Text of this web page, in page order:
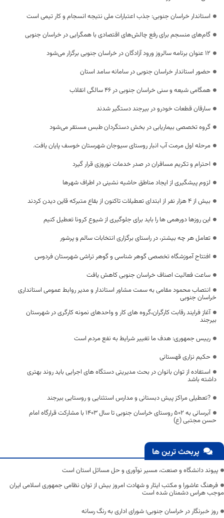
استاندار خراسان جنوبی: جذب اعتبارات ملی نتیجه انسجام و کار تیمی است
گام‌های منسجم برای رفع چالش‌های اقتصادی با همگرایی در خراسان جنوبی
۱۲ عنوان برنامه سالروز ورود آزادگان در خراسان جنوبی برگزار می‌شود
حضور استاندار خراسان جنوبی در سامانه سامد استان
همگامی شیعه و سنی خراسان جنوبی در ۴۶ سالگی انقلاب
سارقان قطعات خودرو در بیرجند دستگیر شدند
گروه‌ تخصصی بیماریابی در بخش دستگردان طبس مستقر می‌شود
مرحله اول مرمت آب انبار روستای سیوجان شهرستان خوسف پایان یافت.
احترام و تکریم مسافران در صدر خدمات نوروزی قرار گیرد
لزوم پیشگیری از ایجاد مناطق حاشیه نشینی در اطراف شهر‌ها
بیش از 4 هزار نفر از ابتدای تعطیلات تاکنون از بقاع متبرکه قاین دیدن کردند
این روزها دورهمی ها را باید برای جلوگیری از شیوع کرونا تعطیل کنیم
تعامل هر چه بیشتر، در راستای برگزاری انتخابات سالم و پرشور
افتتاح آموزشگاه تخصصی گوهر شناسی و گوهر تراشی شهرستان فردوس
ساعت فعالیت اصناف خراسان جنوبی کاهش یافت
انتصاب محمود مقامی به سمت مشاور استاندار و مدیر روابط عمومی استانداری
خراسان جنوبی
آغاز فرایند رقابت کارگران،گروه های کار و واحدهای نمونه کارگری در شهرستان
بیرجند
رییس جمهوری: هدف ما تغییر شرایط به نفع مردم است
حکیم نزاری قهستانی
استفاده از توان بانوان در بحث مدیریتی دستگاه های اجرایی باید روند بهتری
داشته باشد
?تعطیلی مراکز پیش دبستانی و مدارس استثنایی و روستایی بیرجند
آبرسانی به 502 روستای خراسان جنوبی تا سال 1403 با مشارکت قرارگاه امام
حسن مجتبی (ع)
پربحث ترین ها
پیوند دانشگاه و صنعت، مسیر نوآوری و حل مسائل استان است
فرهنگ عاشورا و مکتب ایثار و شهادت امروز بیش از توان نظامی جمهوری اسلامی ایران
موجب هراس دشمنان شده است
روز خبرنگار در خراسان جنوبی؛ شورای اداری به رنگ رسانه